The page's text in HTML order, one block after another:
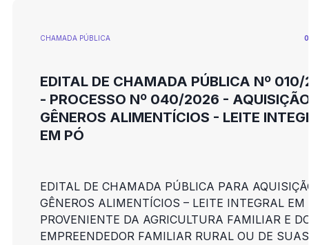
CHAMADA PÚBLICA
EDITAL DE CHAMADA PÚBLICA Nº
- PROCESSO Nº 040/2026 -
GÊNEROS ALIMENTÍCIOS - LEITE
EM PÓ
EDITAL DE CHAMADA PÚBLICA PARA
GÊNEROS ALIMENTÍCIOS – LEITE INTEGRAL EM
PROVENIENTE DA AGRICULTURA FAMILIAR E
EMPREENDEDOR FAMILIAR RURAL OU DE SUAS